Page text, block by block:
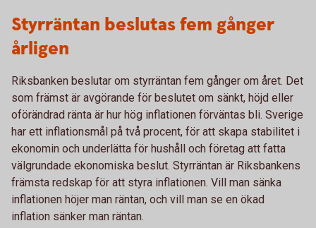
Styrräntan beslutas fem gånger
årligen
Riksbanken beslutar om styrräntan fem gånger om året. Det
som främst är avgörande för beslutet om sänkt, höjd eller
oförändrad ränta är hur hög inflationen förväntas bli. Sverige
har ett inflationsmål på två procent, för att skapa stabilitet i
ekonomin och underlätta för hushåll och företag att fatta
välgrundade ekonomiska beslut. Styrräntan är Riksbankens
främsta redskap för att styra inflationen. Vill man sänka
inflationen höjer man räntan, och vill man se en ökad
inflation sänker man räntan.